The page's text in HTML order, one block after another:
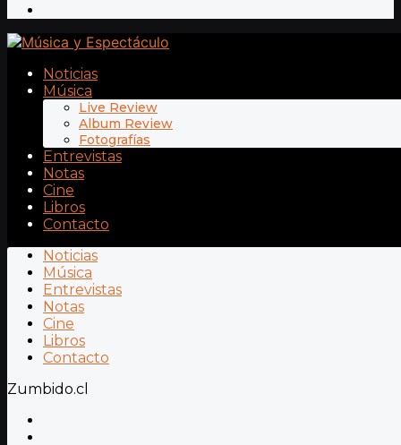
Noticias
Música
Live Review
Album Review
Fotografías
Entrevistas
Notas
Cine
Libros
Contacto
Noticias
Música
Entrevistas
Notas
Cine
Libros
Contacto
Zumbido.cl